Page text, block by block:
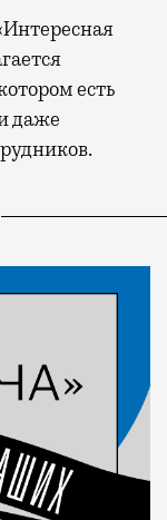
есть
даже